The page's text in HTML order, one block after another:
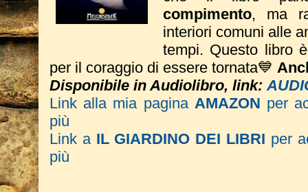
compimento, ma
interiori comuni alle
tempi. Questo libro
per il coraggio di essere tornata💙
Disponibile in Audiolibro, link:
Link alla mia pagina AMAZON per
più
Link a IL GIARDINO DEI LIBRI per
più